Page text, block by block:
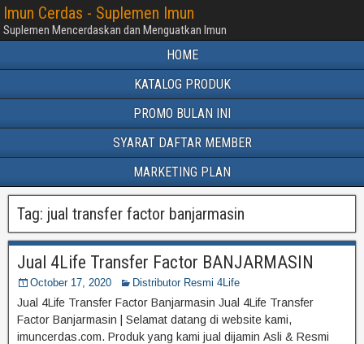
Imun Cerdas - Suplemen Imun
Suplemen Mencerdaskan dan Menguatkan Imun
HOME
KATALOG PRODUK
PROMO BULAN INI
SYARAT DAFTAR MEMBER
MARKETING PLAN
Tag: jual transfer factor banjarmasin
Jual 4Life Transfer Factor BANJARMASIN
October 17, 2020 Distributor Resmi 4Life
Jual 4Life Transfer Factor Banjarmasin Jual 4Life Transfer
Factor Banjarmasin | Selamat datang di website kami,
imuncerdas.com. Produk yang kami jual dijamin Asli & Resmi